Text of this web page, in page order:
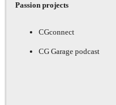
Passion projects
CGconnect
CG Garage podcast